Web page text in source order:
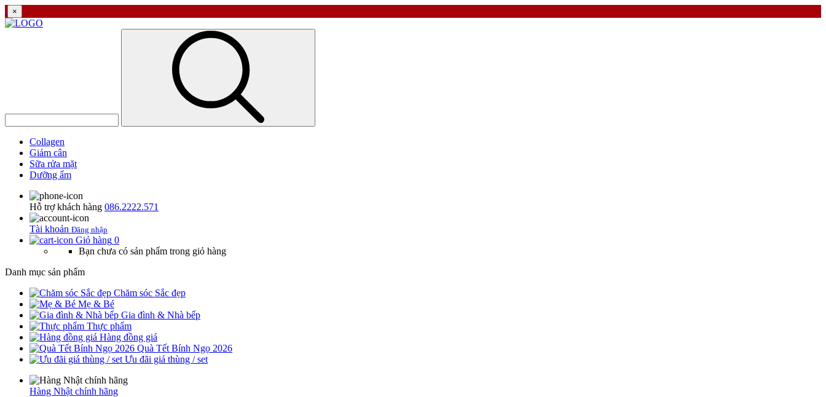
×
Collagen
Giảm cân
Sữa rửa mặt
Dưỡng ẩm
Hỗ trợ khách hàng 086.2222.571
Tài khoản Đăng nhập
Giỏ hàng 0
Bạn chưa có sản phẩm trong giỏ hàng
Danh mục sản phẩm
Chăm sóc Sắc đẹp
Mẹ & Bé
Gia đình & Nhà bếp
Thực phẩm
Hàng đồng giá
Quà Tết Bính Ngọ 2026
Ưu đãi giá thùng / set
Hàng Nhật chính hãng